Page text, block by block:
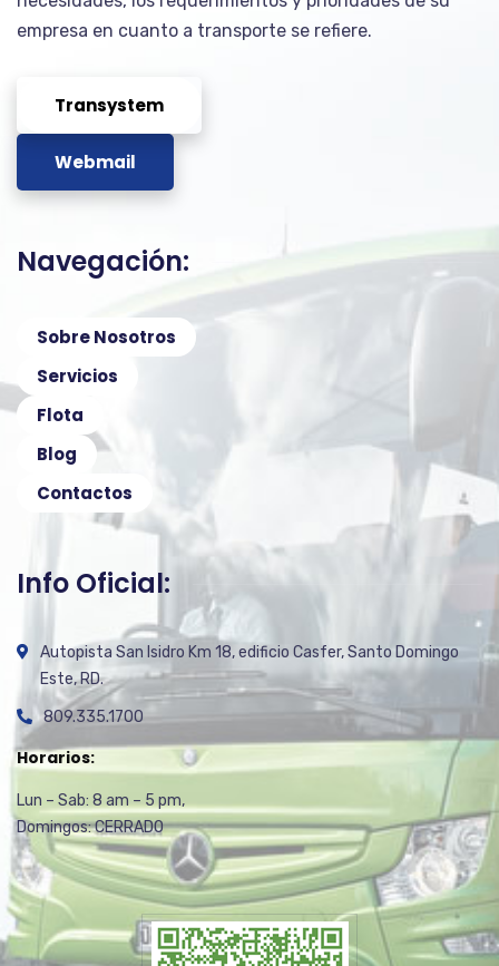
empresa en cuanto a transporte se refiere.
Transystem
Webmail
Navegación:
Sobre Nosotros
Servicios
Flota
Blog
Contactos
Info Oficial:
Autopista San Isidro Km 18, edificio Casfer, Santo Domingo
Este, RD.
809.335.1700
Horarios:
Lun – Sab: 8 am – 5 pm,
Domingos: CERRADO